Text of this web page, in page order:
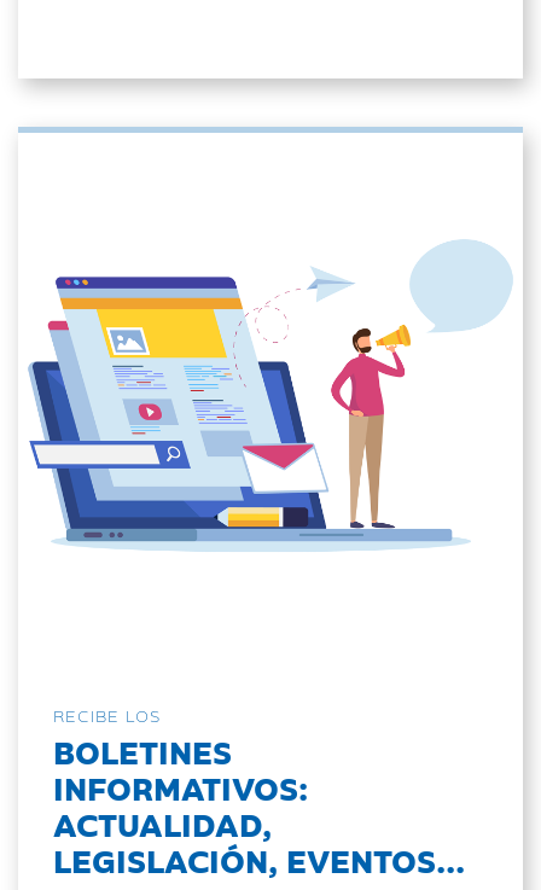
RECIBE LOS
BOLETINES
INFORMATIVOS:
ACTUALIDAD,
LEGISLACIÓN, EVENTOS...